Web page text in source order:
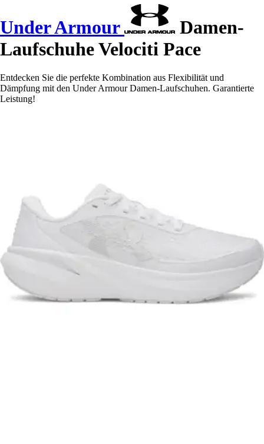
Under Armour
Damen-
Laufschuhe Velociti Pace
Entdecken Sie die perfekte Kombination aus Flexibilität und
Dämpfung mit den Under Armour Damen-Laufschuhen. Garantierte
Leistung!